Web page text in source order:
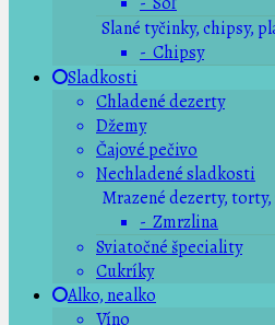
Slané tyčinky, chipsy,
- Chipsy
Sladkosti
Chladené dezerty
Džemy
Čajové pečivo
Nechladené sladkosti
Mrazené dezerty,
- Zmrzlina
Sviatočné špeciality
Cukríky
Alko, nealko
Víno